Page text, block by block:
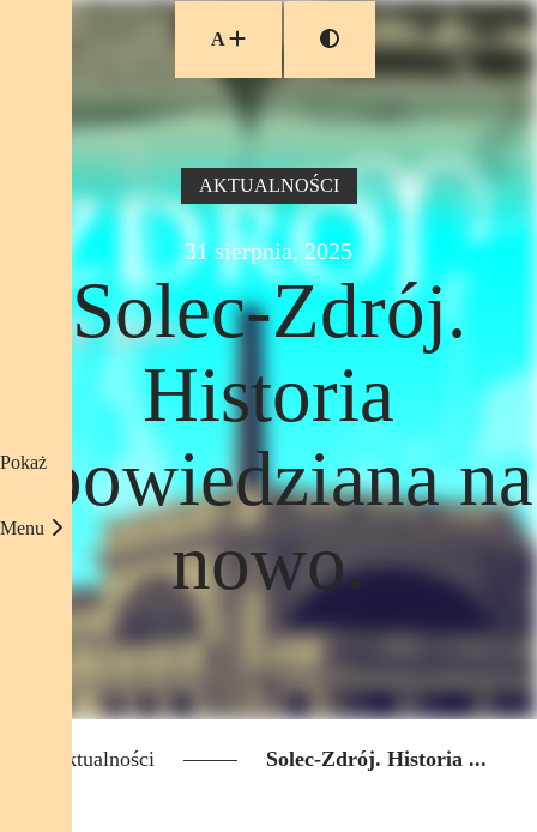
Przejdź do treści
Pokaż
Menu
A
AKTUALNOŚCI
31 sierpnia, 2025
Solec-Zdrój.
Historia
opowiedziana na
nowo.
Aktualności Solec-Zdrój. Historia ...